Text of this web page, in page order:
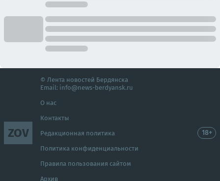
ZOV
© Лента новостей Бердянска
Email: info@news-berdyansk.ru
О нас
Контакты
Редакционная политика
Политика конфиденциальности
Правила пользования сайтом
Архив
18+